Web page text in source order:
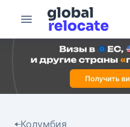
Колумбия